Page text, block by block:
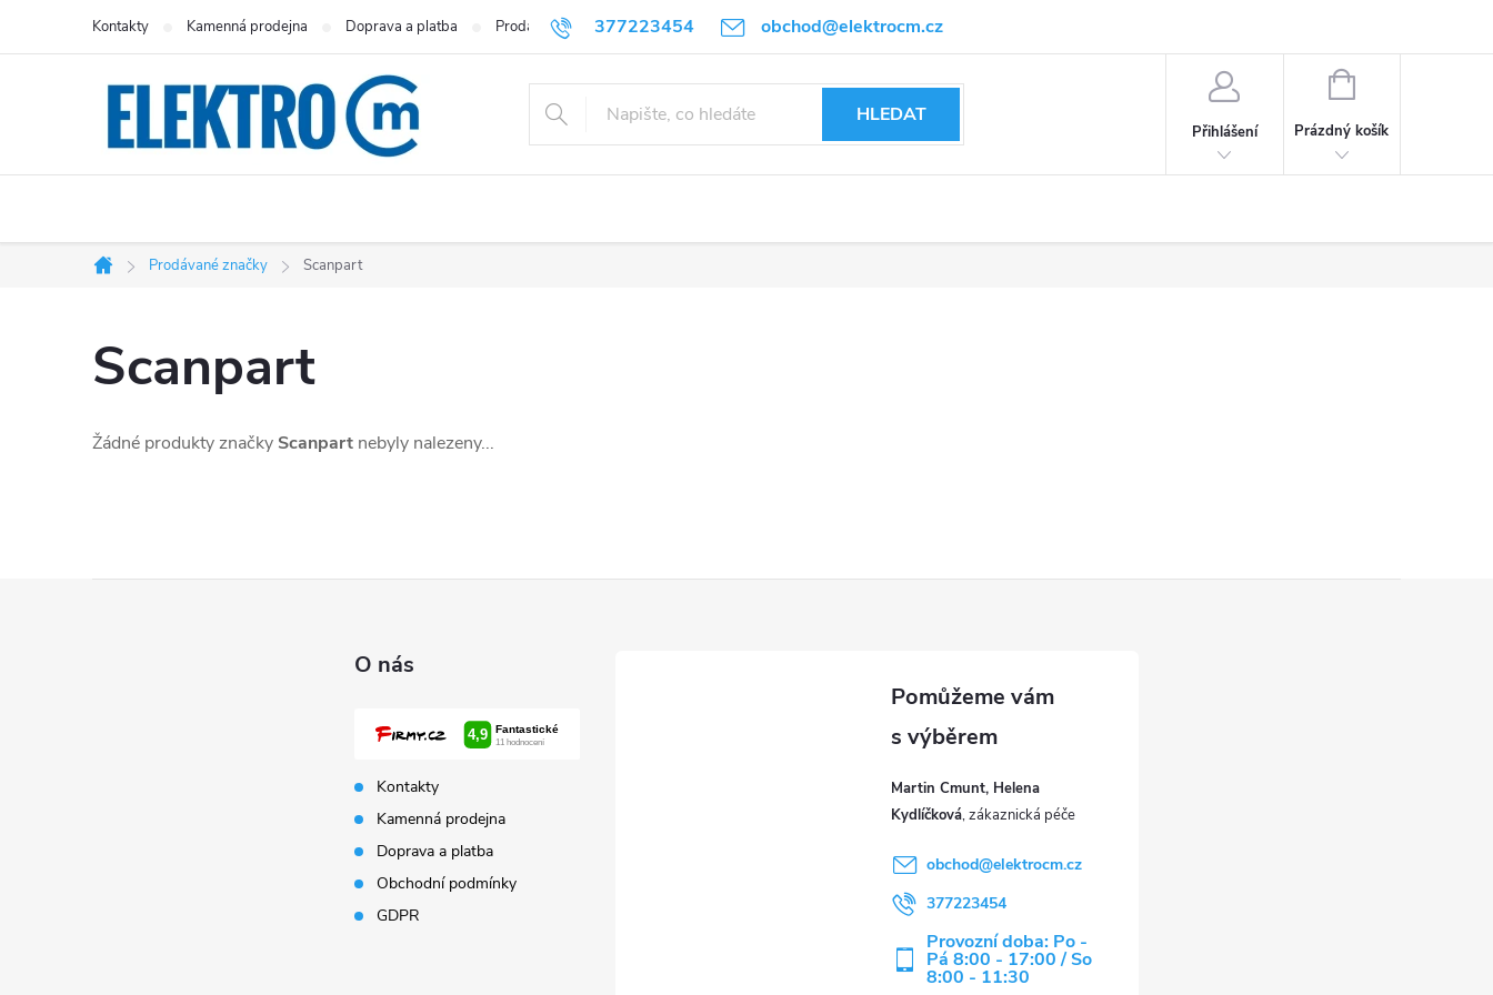
377223454 obchod@elektrocm.cz
Kontakty Kamenná prodejna Doprava a platba Prodávané značky
HLEDAT
Přihlášení
NÁKUPNÍ
Prázdný košík
Domů
Prodávané značky Scanpart
Scanpart
Žádné produkty značky Scanpart nebyly nalezeny...
O nás
Kontakty
Kamenná prodejna
Doprava a platba
Obchodní podmínky
GDPR
Martin Cmunt, Helena
Kydlíčková
obchod@elektrocm.cz
377223454
Provozní doba: Po -
Pá 8:00 - 17:00 / So
8:00 - 11:30